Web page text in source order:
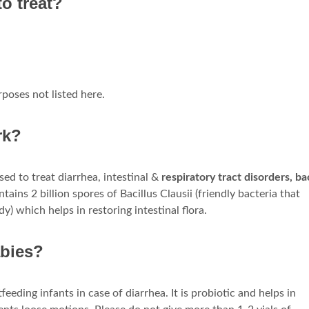
not listed here.
to treat diarrhea, intestinal & respiratory tract disorders,
2 billion spores of Bacillus Clausii (friendly bacteria that
which helps in restoring intestinal flora.
infants in case of diarrhea. It is probiotic and helps in